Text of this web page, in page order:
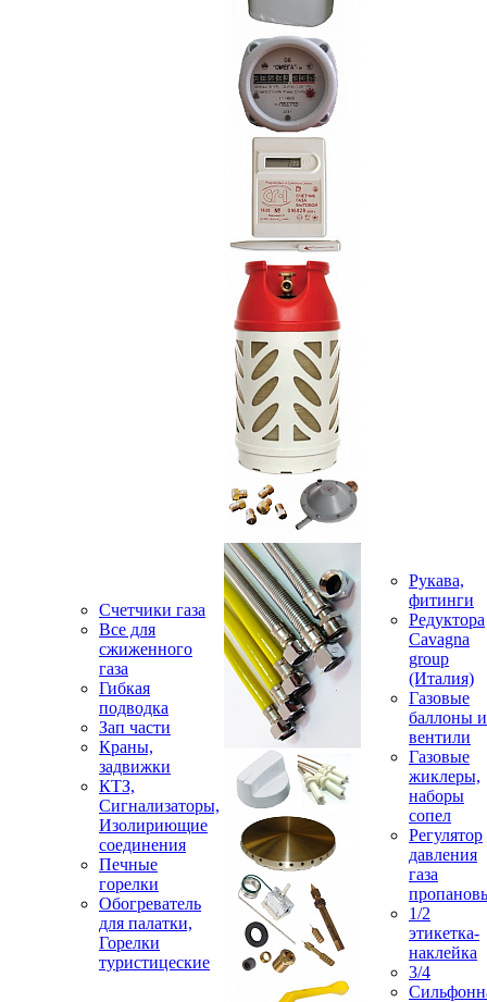
Счетчики газа
Все для
сжиженного
газа
Гибкая
подводка
Зап части
Краны,
задвижки
КТЗ,
Сигнализаторы,
Изолириющие
соединения
Печные
горелки
Обогреватель
для палатки,
Горелки
туристицеские
Рукава,
фитинги
Редуктора
Cavagna
group
(Италия)
Газовые
баллоны и
вентили
Газовые
жиклеры,
наборы
сопел
Регулятор
давления
газа
1/2
этикетка-
наклейка
3/4